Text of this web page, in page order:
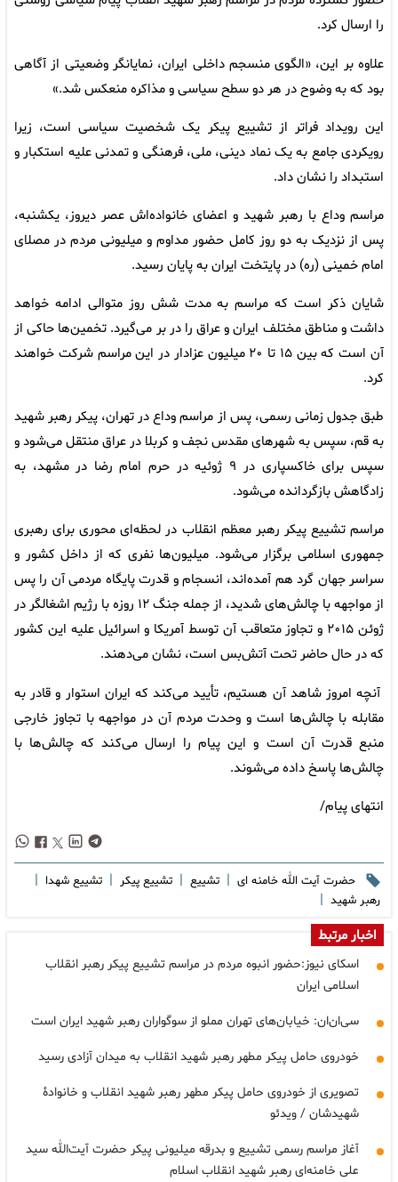
را ارسال کرد.
علاوه بر این، «الگوی منسجم داخلی ایران، نمایانگر وضعیتی از آگاهی
بود که به وضوح در هر دو سطح سیاسی و مذاکره منعکس شد.»
این رویداد فراتر از تشییع پیکر یک شخصیت سیاسی است، زیرا
رویکردی جامع به یک نماد دینی، ملی، فرهنگی و تمدنی علیه استکبار و
استبداد را نشان داد.
مراسم وداع با رهبر شهید و اعضای خانواده‌اش عصر دیروز، یکشنبه،
پس از نزدیک به دو روز کامل حضور مداوم و میلیونی مردم در مصلای
امام خمینی (ره) در پایتخت ایران به پایان رسید.
شایان ذکر است که مراسم به مدت شش روز متوالی ادامه خواهد
داشت و مناطق مختلف ایران و عراق را در بر می‌گیرد. تخمین‌ها حاکی از
آن است که بین ۱۵ تا ۲۰ میلیون عزادار در این مراسم شرکت خواهند
کرد.
طبق جدول زمانی رسمی، پس از مراسم وداع در تهران، پیکر رهبر شهید
به قم، سپس به شهر‌های مقدس نجف و کربلا در عراق منتقل می‌شود و
سپس برای خاکسپاری در ۹ ژوئیه در حرم امام رضا در مشهد، به
زادگاهش بازگردانده می‌شود.
مراسم تشییع پیکر رهبر معظم انقلاب در لحظه‌ای محوری برای رهبری
جمهوری اسلامی برگزار می‌شود. میلیون‌ها نفری که از داخل کشور و
سراسر جهان گرد هم آمده‌اند، انسجام و قدرت پایگاه مردمی آن را پس
از مواجهه با چالش‌های شدید، از جمله جنگ ۱۲ روزه با رژیم اشغالگر در
ژوئن ۲۰۱۵ و تجاوز متعاقب آن توسط آمریکا و اسرائیل علیه این کشور
که در حال حاضر تحت آتش‌بس است، نشان می‌دهند.
آنچه امروز شاهد آن هستیم، تأیید می‌کند که ایران استوار و قادر به
مقابله با چالش‌ها است و وحدت مردم آن در مواجهه با تجاوز خارجی
منبع قدرت آن است و این پیام را ارسال می‌کند که چالش‌ها با
چالش‌ها پاسخ داده می‌شوند.
انتهای پیام/
حضرت آیت الله خامنه ای | تشییع | تشییع پیکر | تشییع شهدا |
رهبر شهید |
اخبار مرتبط
اسکای نیوز:حضور انبوه مردم در مراسم تشییع پیکر رهبر انقلاب
اسلامی ایران
سی‌ان‌ان: خیابان‌های تهران مملو از سوگواران رهبر شهید ایران است
خودروی حامل پیکر مطهر رهبر شهید انقلاب به میدان آزادی رسید
تصویری از خودروی حامل پیکر مطهر رهبر شهید انقلاب و خانوادۀ
شهیدشان / ویدئو
آغاز مراسم رسمی تشییع و بدرقه میلیونی پیکر حضرت آیت‌الله سید
علی خامنه‌ای رهبر شهید انقلاب اسلام